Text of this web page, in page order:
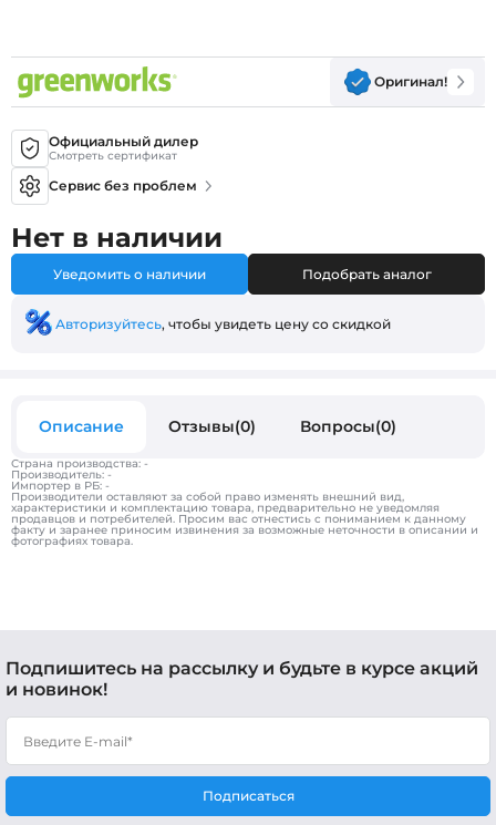
Оригинал!
Официальный дилер
Смотреть сертификат
Сервис без проблем
Нет в наличии
Уведомить о наличии Подобрать аналог
Авторизуйтесь, чтобы увидеть цену со скидкой
Описание Отзывы(0) Вопросы(0)
Страна производства: -
Производитель: -
Импортер в РБ: -
Производители оставляют за собой право изменять внешний вид,
характеристики и комплектацию товара, предварительно не уведомляя
продавцов и потребителей. Просим вас отнестись с пониманием к данному
факту и заранее приносим извинения за возможные неточности в описании и
фотографиях товара.
Подпишитесь на рассылку и будьте в курсе акций
и новинок!
Подписаться